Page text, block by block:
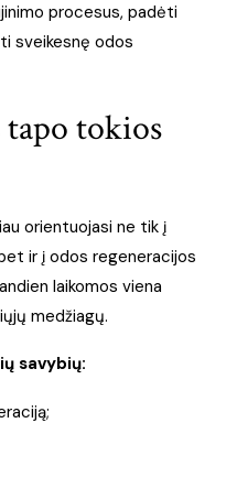
procesus, padėti
sveikesnę odos
tapo tokios
orientuojasi ne tik į
ir į odos regeneracijos
laikomos viena
medžiagų.
savybių: